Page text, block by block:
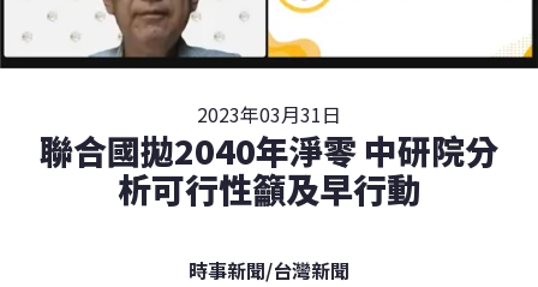
2023年03月31日
聯合國拋2040年淨零 中研院分
析可行性籲及早行動
時事新聞/台灣新聞